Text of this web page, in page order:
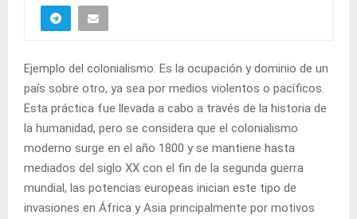
Ejemplo del colonialismo. Es la ocupación y dominio de un
país sobre otro, ya sea por medios violentos o pacíficos.
Esta práctica fue llevada a cabo a través de la historia de
la humanidad, pero se considera que el colonialismo
moderno surge en el año 1800 y se mantiene hasta
mediados del siglo XX con el fin de la segunda guerra
mundial, las potencias europeas inician este tipo de
invasiones en África y Asia principalmente por motivos